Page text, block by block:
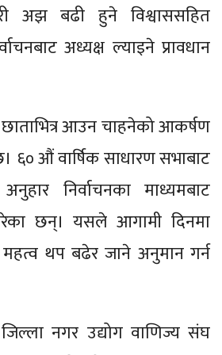
अझ बढी हुने विश्वाससहित
अध्यक्ष ल्याइने प्रावधान
आउन चाहनेको आकर्षण
६० औं वार्षिक साधारण सभाबाट
निर्वाचनका माध्यमबाट
छन्। यसले आगामी दिनमा
थप बढेर जाने अनुमान गर्न
नगर उद्योग वाणिज्य संघ